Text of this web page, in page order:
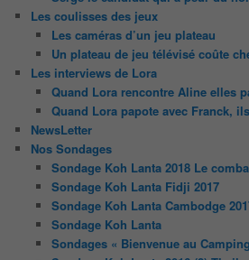
Les coulisses des jeux
Les caméras d’un jeu plateau
Un plateau de jeu télévisé coûte
Les interviews de Lora
Quand Lora rencontre Aline elles
Quand Lora papote avec Franck,
NewsLetter
Nos Sondages
Sondage Koh Lanta 2018 Le
Sondage Koh Lanta Fidji 2017
Sondage Koh Lanta Cambodge
Sondage Koh Lanta
Sondages « Bienvenue au